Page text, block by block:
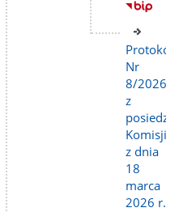
do
Protokół
Nr
8/2026
z
Komisji
z dnia
18
marca
2026 r.